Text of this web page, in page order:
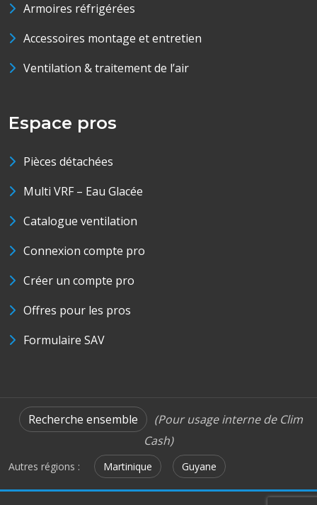
Armoires réfrigérées
Accessoires montage et entretien
Ventilation & traitement de l’air
Espace pros
Pièces détachées
Multi VRF – Eau Glacée
Catalogue ventilation
Connexion compte pro
Créer un compte pro
Offres pour les pros
Formulaire SAV
Recherche ensemble
(Pour usage interne de Clim
Cash)
Autres régions : Martinique Guyane